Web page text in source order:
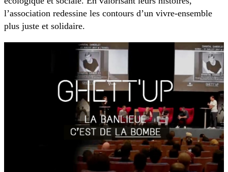
l’association redessine les contours d’un vivre-ensemble
plus juste et solidaire.